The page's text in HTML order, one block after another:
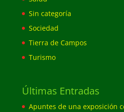
Sin categoría
Sociedad
Tierra de Campos
Turismo
Últimas Entradas
Apuntes de una exposición